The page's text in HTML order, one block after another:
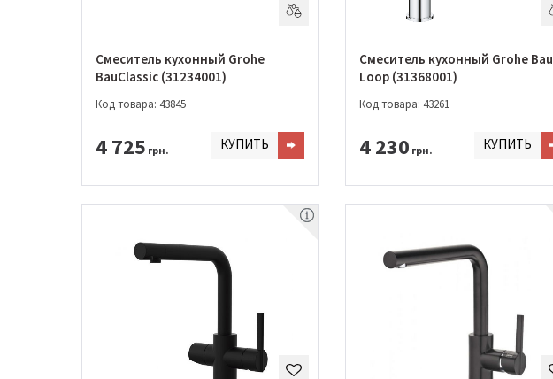
Смеситель кухонный Grohe
BauClassic (31234001)
Код товара: 43845
4 725 грн. КУПИТЬ
Смеситель кухонный Grohe Bau
Loop (31368001)
Код товара: 43261
4 230 грн. КУПИТЬ